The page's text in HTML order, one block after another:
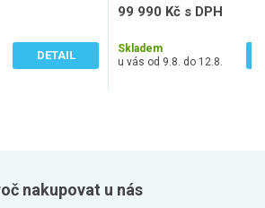
DETAIL
99 990 Kč s DPH
Skladem
u vás od 9.8. do 12.8.
nakupovat u nás